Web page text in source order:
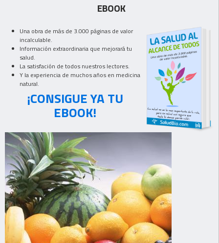
EBOOK
Una obra de más de 3.000 páginas de valor
incalculable.
Información extraordinaria que mejorará tu
salud.
La satisfación de todos nuestros lectores.
Y la experiencia de muchos años en medicina
natural.
¡CONSIGUE YA TU
EBOOK!